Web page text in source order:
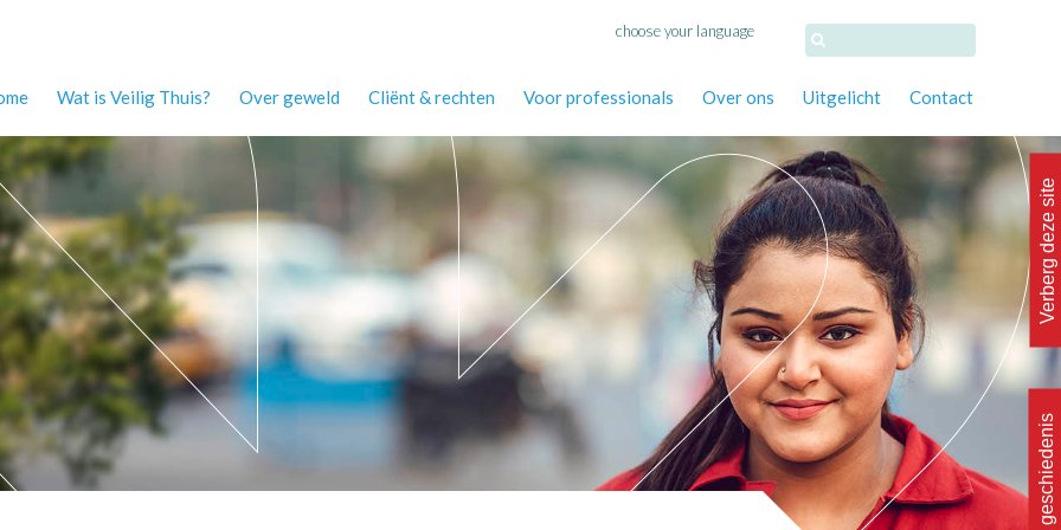
Wat is Veilig Thuis? Over geweld Cliënt & rechten Voor professionals Over ons Uitgelicht Contact
choose your language
Verberg deze site
Wis geschiedenis